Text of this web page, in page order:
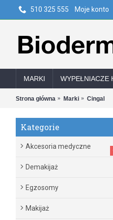
510 325 555 Moje konto
MARKI WYPEŁNIACZE
Strona główna Marki Cingal
Kategorie
Akcesoria medyczne
Demakijaż
Egzosomy
Makijaż